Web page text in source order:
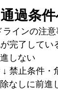
過条
インの注
完了してい
しない
↓ 禁止条件・
なしに前進